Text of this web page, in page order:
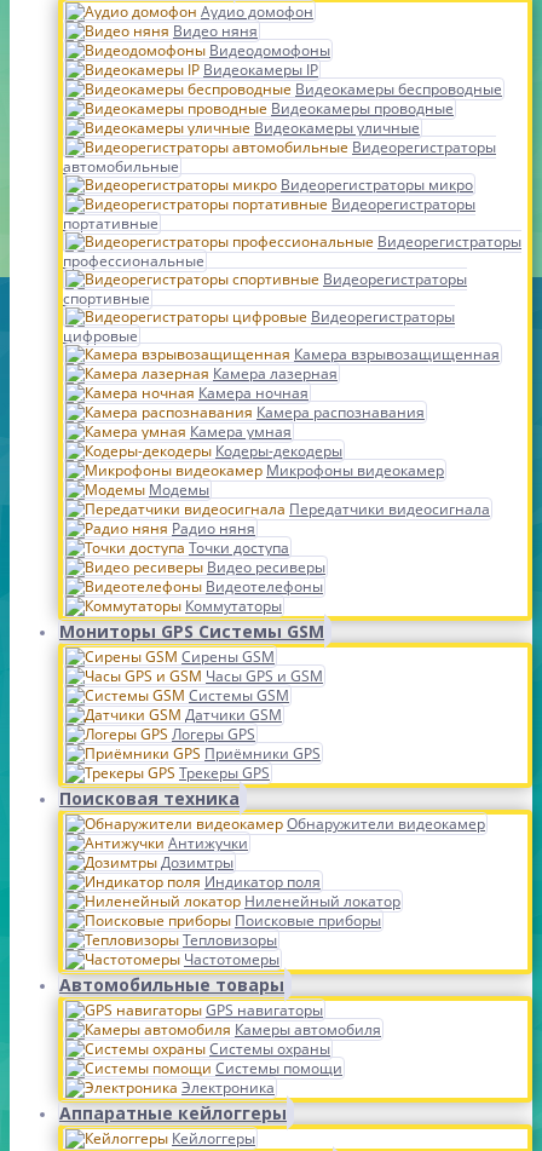
Аудио домофон
Видео няня
Видеодомофоны
Видеокамеры IP
Видеокамеры беспроводные
Видеокамеры проводные
Видеокамеры уличные
Видеорегистраторы
автомобильные
Видеорегистраторы микро
Видеорегистраторы
портативные
Видеорегистраторы
профессиональные
Видеорегистраторы
спортивные
Видеорегистраторы
цифровые
Камера взрывозащищенная
Камера лазерная
Камера ночная
Камера распознавания
Камера умная
Кодеры-декодеры
Микрофоны видеокамер
Модемы
Передатчики видеосигнала
Радио няня
Точки доступа
Видео ресиверы
Видеотелефоны
Коммутаторы
Мониторы GPS Системы GSM
Сирены GSM
Часы GPS и GSM
Системы GSM
Датчики GSM
Логеры GPS
Приёмники GPS
Трекеры GPS
Поисковая техника
Обнаружители видеокамер
Антижучки
Дозимтры
Индикатор поля
Ниленейный локатор
Поисковые приборы
Тепловизоры
Частотомеры
Автомобильные товары
GPS навигаторы
Камеры автомобиля
Системы охраны
Системы помощи
Электроника
Аппаратные кейлоггеры
Кейлоггеры